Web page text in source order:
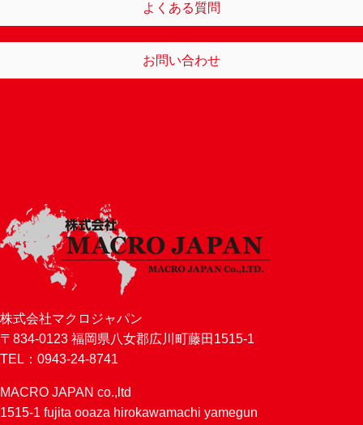
よくある質問
お問い合わせ
株式会社マクロジャパン
〒834-0123 福岡県八女郡広川町藤田1515-1
TEL：0943-24-8741
MACRO JAPAN co.,ltd
1515-1 fujita ooaza hirokawamachi yamegun